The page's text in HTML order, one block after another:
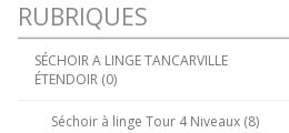
ici :
RUBRIQUES
SÉCHOIR A LINGE TANCARVILLE
ÉTENDOIR (0)
Séchoir à linge Tour 4 Niveaux (8)